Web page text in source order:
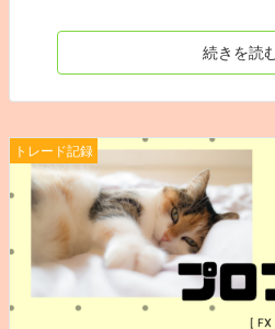
続きを読
トレード記録